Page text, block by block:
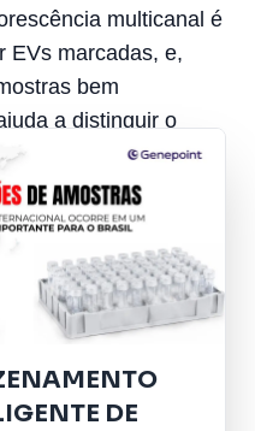
DE
multicanal é
EVs marcadas, e,
bem
a distinguir o
de fundo.
isolada, e sim de
entre plataformas de
é a soma de marcação
e análise sensível